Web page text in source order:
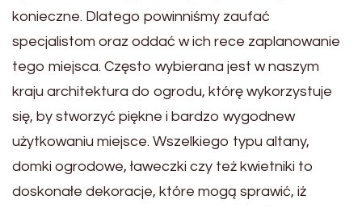
konieczne. Dlatego powinniśmy zaufać
specjalistom oraz oddać w ich rece zaplanowanie
tego miejsca. Często wybierana jest w naszym
kraju architektura do ogrodu, którę wykorzystuje
się, by stworzyć piękne i bardzo wygodnew
użytkowaniu miejsce. Wszelkiego typu altany,
domki ogrodowe, ławeczki czy też kwietniki to
doskonałe dekoracje, które mogą sprawić, iż